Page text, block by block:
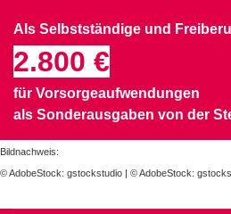
Als Selbstständige und
2.800 €
für Vorsorgeaufwendungen
als Sonderausgaben von der
Bildnachweis:
© AdobeStock: gstockstudio | © AdobeStock: